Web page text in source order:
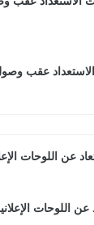
عقب
عن اللوحات